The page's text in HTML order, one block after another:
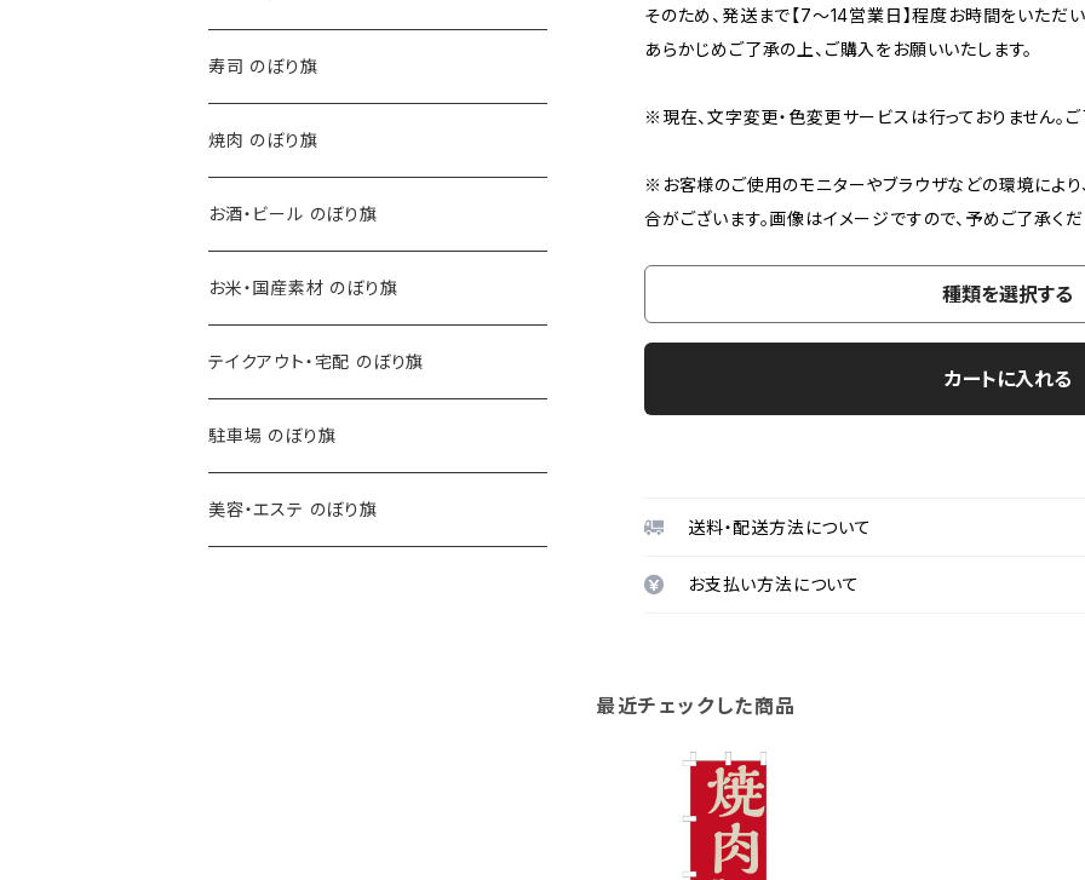
そのため、発送まで【7〜14営業日】程度お時間をいただい
あらかじめご了承の上、ご購入をお願いいたします。
※現在、文字変更・色変更サービスは行っておりません。ご
※お客様のご使用のモニターやブラウザなどの環境によ
合がございます。画像はイメージですので、予めご了承くだ
種類を選択する
カートに入れる
送料・配送方法について
お支払い方法について
最近チェックした商品
寿司 のぼり旗
焼肉 のぼり旗
お酒・ビール のぼり旗
お米・国産素材 のぼり旗
テイクアウト・宅配 のぼり旗
駐車場 のぼり旗
美容・エステ のぼり旗